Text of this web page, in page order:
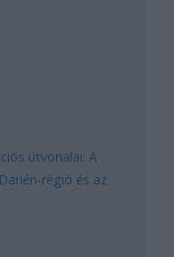
útvonalai: A
régió és az